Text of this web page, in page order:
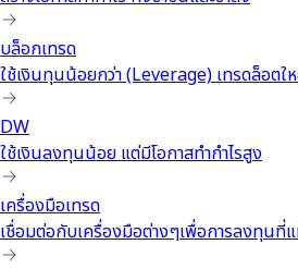
บล็อกเทรด
ใช้เงินทุนน้อยกว่า (Leverage) เทรดล็อต
DW
ใช้เงินลงทุนน้อย แต่มีโอกาสทำกำไรสูง
เครื่องมือเทรด
เชื่อมต่อกับเครื่องมือต่างๆเพื่อการลงทุนที่